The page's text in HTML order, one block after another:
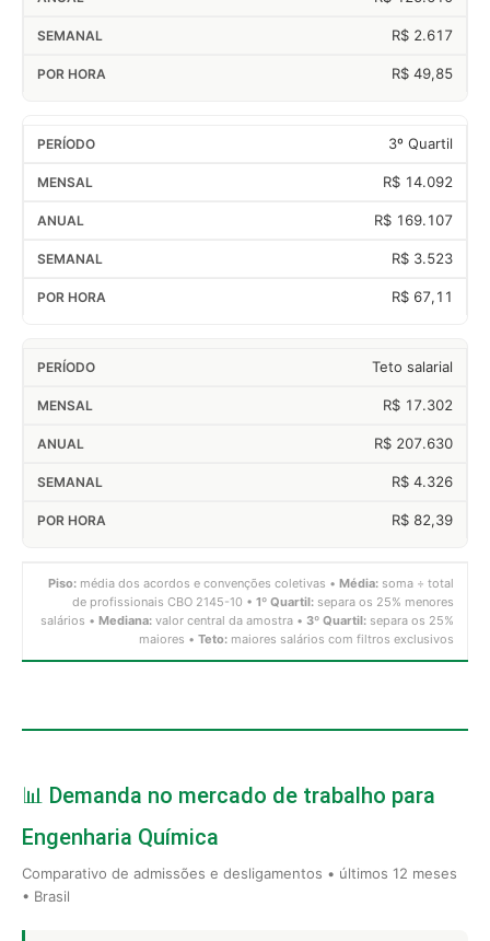
R$ 2.617
R$ 49,85
3º Quartil
R$ 14.092
R$ 169.107
R$ 3.523
R$ 67,11
Teto salarial
R$ 17.302
R$ 207.630
R$ 4.326
R$ 82,39
Piso: média dos acordos e convenções coletivas • Média: soma ÷ total
de profissionais CBO 2145-10 • 1º Quartil: separa os 25% menores
salários • Mediana: valor central da amostra • 3º Quartil: separa os 25%
maiores • Teto: maiores salários com filtros exclusivos
📊 Demanda no mercado de trabalho para
Engenharia Química
Comparativo de admissões e desligamentos • últimos 12 meses
• Brasil